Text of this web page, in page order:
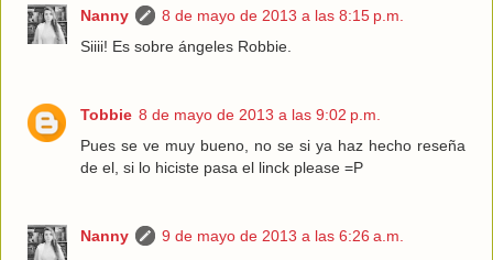
Nanny
8 de mayo de 2013 a las 8:15 p.m.
Siiii! Es sobre ángeles Robbie.
Tobbie 8 de mayo de 2013 a las 9:02 p.m.
Pues se ve muy bueno, no se si ya haz hecho reseña
de el, si lo hiciste pasa el linck please =P
Nanny
9 de mayo de 2013 a las 6:26 a.m.